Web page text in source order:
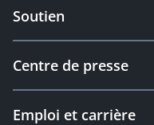
Soutien
Centre de presse
Emploi et carrière